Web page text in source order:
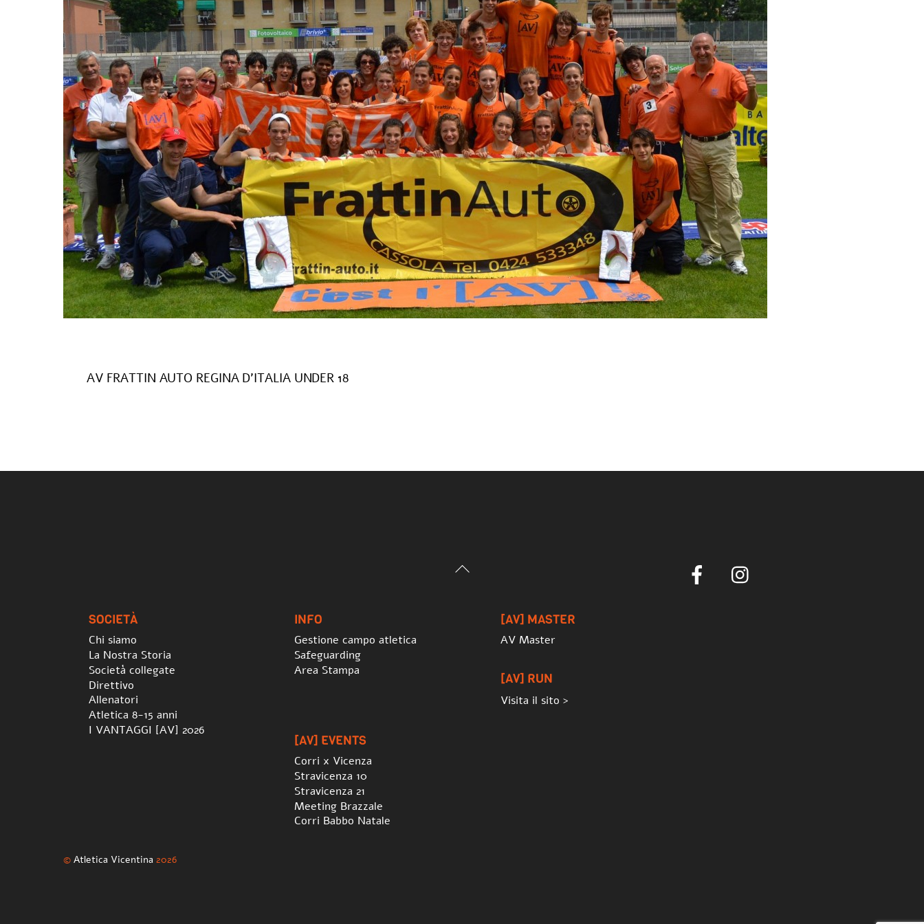
AV FRATTIN AUTO REGINA D’ITALIA UNDER 18
Back
Facebook
SOCIETÀ
Chi siamo
La Nostra Storia
Società collegate
Direttivo
Allenatori
Atletica 8-15 anni
I VANTAGGI [AV] 2026
INFO
Gestione campo atletica
Safeguarding
Area Stampa
[AV] MASTER
AV Master
[AV] RUN
Visita il sito >
[AV] EVENTS
Corri x Vicenza
Stravicenza 10
Stravicenza 21
Meeting Brazzale
Corri Babbo Natale
© Atletica Vicentina 2026